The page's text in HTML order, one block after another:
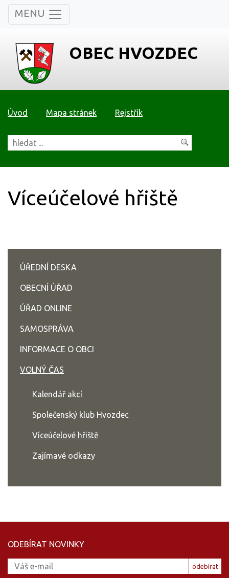
MENU
OBEC HVOZDEC
Úvod Mapa stránek Rejstřík
Víceúčelové hřiště
ÚŘEDNÍ DESKA
OBECNÍ ÚŘAD
ÚŘAD ONLINE
SAMOSPRÁVA
INFORMACE O OBCI
VOLNÝ ČAS
Kalendář akcí
Společenský klub Hvozdec
Víceúčelové hřiště
Zajímavé odkazy
ODEBÍRAT NOVINKY
odebírat